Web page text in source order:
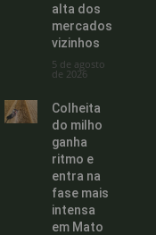
alta dos
mercados
vizinhos
5 de agosto
de 2026
Colheita
do milho
ganha
ritmo e
entra na
fase mais
intensa
em Mato